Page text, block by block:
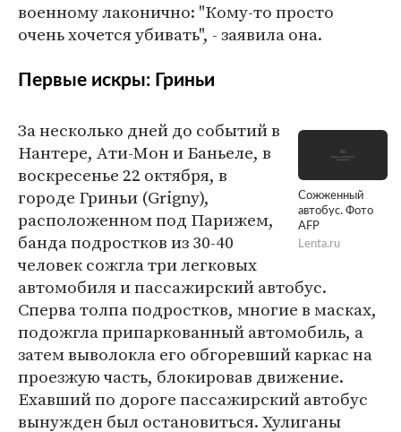
военному лаконично: "Кому-то просто
очень хочется убивать", - заявила она.
Первые искры: Гриньи
Сожженный
автобус. Фото
AFP
Lenta.ru
За несколько дней до событий в
Нантере, Ати-Мон и Баньеле, в
воскресенье 22 октября, в
городе Гриньи (Grigny),
расположенном под Парижем,
банда подростков из 30-40
человек сожгла три легковых
автомобиля и пассажирский автобус.
Сперва толпа подростков, многие в масках,
подожгла припаркованный автомобиль, а
затем выволокла его обгоревший каркас на
проезжую часть, блокировав движение.
Ехавший по дороге пассажирский автобус
вынужден был остановиться. Хулиганы